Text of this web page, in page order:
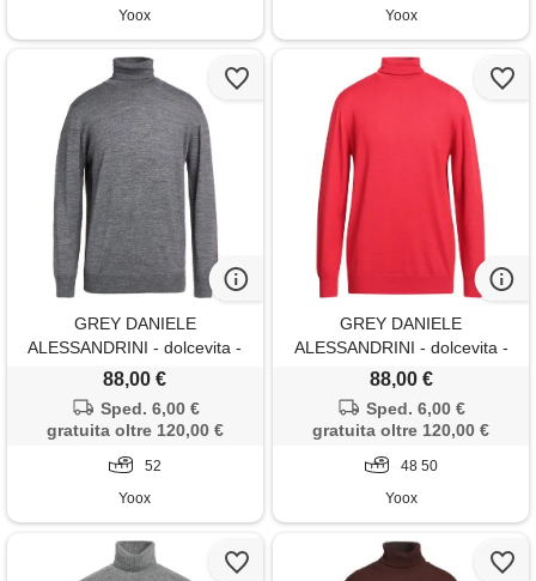
Yoox Yoox
GREY DANIELE
ALESSANDRINI - dolcevita -
grigio
88,00 €
Sped. 6,00 €
gratuita oltre 120,00 €
52
Yoox
GREY DANIELE
ALESSANDRINI - dolcevita -
rosso
88,00 €
Sped. 6,00 €
gratuita oltre 120,00 €
48 50
Yoox